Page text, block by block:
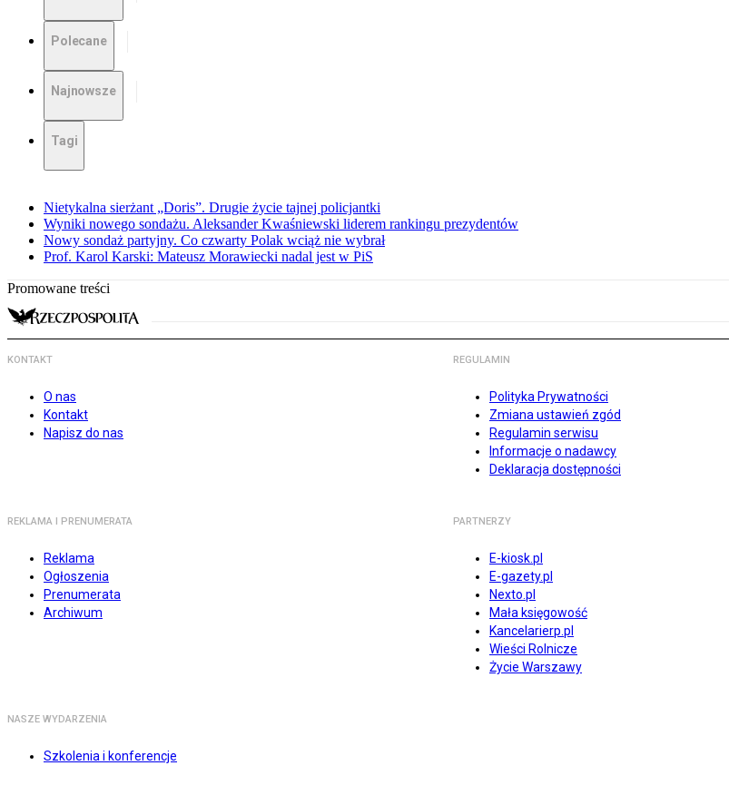
Polecane
Najnowsze
Tagi
Nietykalna sierżant „Doris”. Drugie życie tajnej policjantki
Wyniki nowego sondażu. Aleksander Kwaśniewski liderem rankingu prezydentów
Nowy sondaż partyjny. Co czwarty Polak wciąż nie wybrał
Prof. Karol Karski: Mateusz Morawiecki nadal jest w PiS
Promowane treści
KONTAKT
O nas
Kontakt
Napisz do nas
REGULAMIN
Polityka Prywatności
Zmiana ustawień zgód
Regulamin serwisu
Informacje o nadawcy
Deklaracja dostępności
REKLAMA I PRENUMERATA
Reklama
Ogłoszenia
Prenumerata
Archiwum
PARTNERZY
E-kiosk.pl
E-gazety.pl
Nexto.pl
Mała księgowość
Kancelarierp.pl
Wieści Rolnicze
Życie Warszawy
NASZE WYDARZENIA
Szkolenia i konferencje